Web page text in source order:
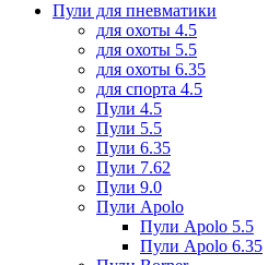
Пули для пневматики
для охоты 4.5
для охоты 5.5
для охоты 6.35
для спорта 4.5
Пули 4.5
Пули 5.5
Пули 6.35
Пули 7.62
Пули 9.0
Пули Apolo
Пули Apolo 5.5
Пули Apolo 6.35